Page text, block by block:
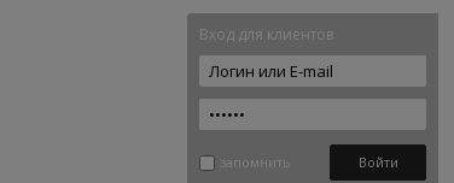
Вход для клиентов
запомнить